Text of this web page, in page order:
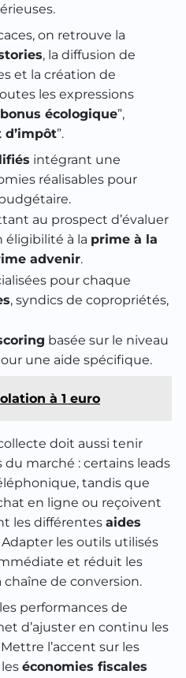
on retrouve la
, la diffusion de
et la création de
les expressions
bonus écologique”,
d’impôt”.
intégrant une
réalisables pour
au prospect d’évaluer
éligibilité à la prime à la
advenir.
pour chaque
, syndics de copropriétés,
basée sur le niveau
une aide spécifique.
à 1 euro
doit aussi tenir
marché : certains leads
tandis que
en ligne ou reçoivent
les différentes aides
les outils utilisés
et réduit les
de conversion.
performances de
d’ajuster en continu les
l’accent sur les
économies fiscales